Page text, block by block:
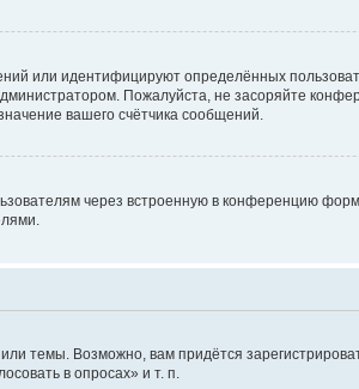
или идентифицируют определённых
Пожалуйста, не засоряйте
вашего счётчика сообщений.
через встроенную в конференцию
темы. Возможно, вам придётся
в опросах» и т. п.